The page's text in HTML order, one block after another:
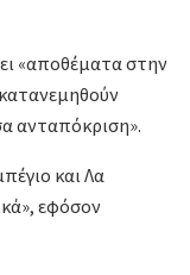
«αποθέματα στην
ανταπόκριση».
και Λα
εφόσον